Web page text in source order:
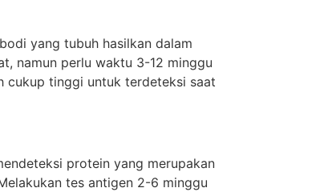
yang tubuh hasilkan dalam
namun perlu waktu 3-12 minggu
cukup tinggi untuk terdeteksi saat
protein yang merupakan
tes antigen 2-6 minggu